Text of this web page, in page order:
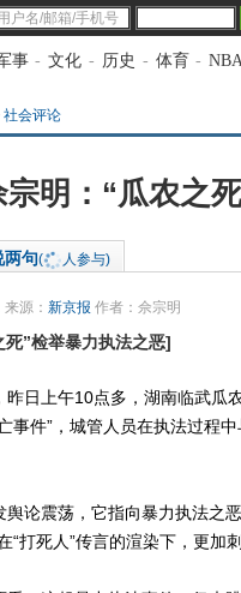
事 - 文化 - 历史 - 体育 -
社会评论
宗明：“瓜农之
两句( 人参与)
来源： 新京报 作者：佘宗明
死”检举暴力执法之恶]
上午10点多，湖南临武瓜
事件”，城管人员在执法过程
震荡，它指向暴力执法之恶
“打死人”传言的渲染下，更加刺